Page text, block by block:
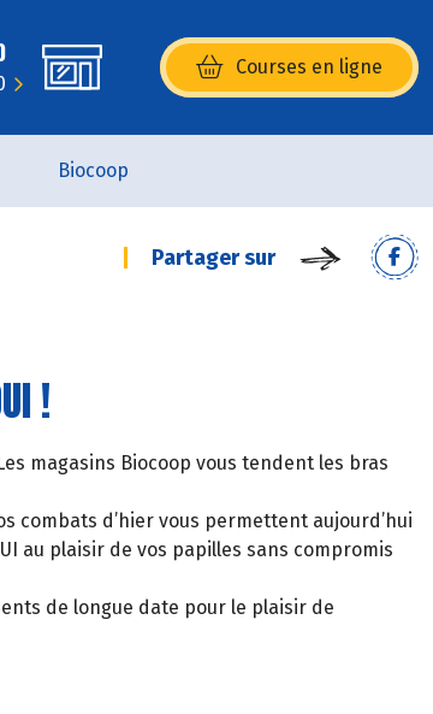
Courses en ligne
(s’ouvre dans une nouvelle
Biocoop
Partager sur
!
magasins Biocoop vous tendent les bras
combats d’hier vous permettent aujourd’hui
au plaisir de vos papilles sans compromis
de longue date pour le plaisir de